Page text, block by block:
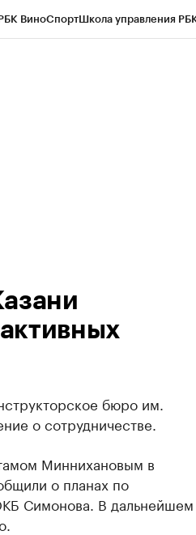
ВиноСпортШкола управления
бюро им.
о сотрудничестве.
Миннихановым в
о планах по
Симонова. В дальнейшем